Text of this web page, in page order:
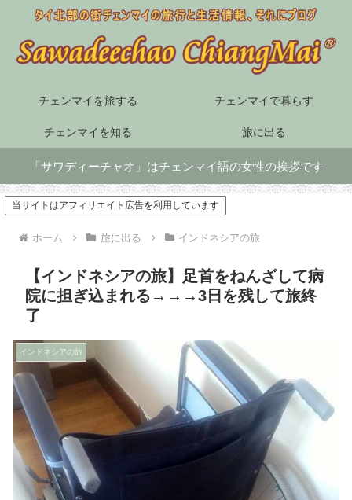
チェンマイを旅する チェンマイで暮らす
チェンマイを知る 旅に出る
「サワディーチャオ」はチェンマイ語の女性の挨拶です
当サイトはアフィリエイト広告を利用しています
ホーム 旅に出る インドネシアの旅
【インドネシアの旅】足首をねんざして病
院に担ぎ込まれる→→→3日を残して旅終
了
インドネシアの旅